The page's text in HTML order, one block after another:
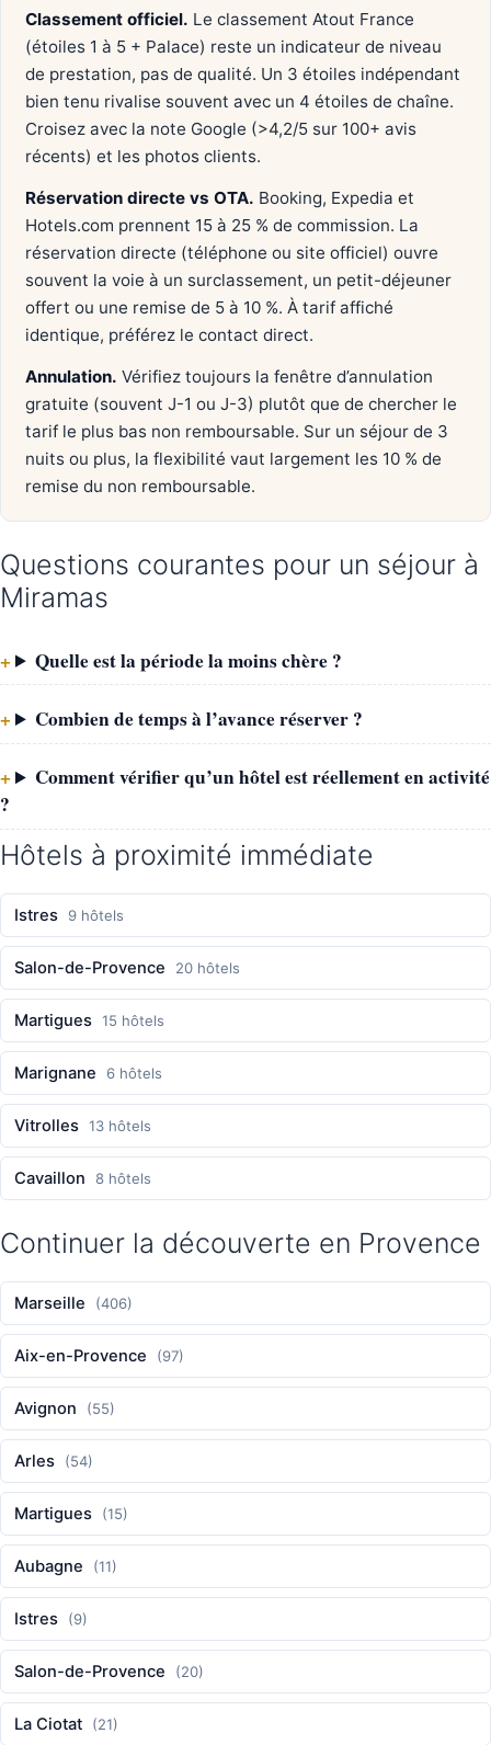
Classement officiel. Le classement Atout France
(étoiles 1 à 5 + Palace) reste un indicateur de niveau
de prestation, pas de qualité. Un 3 étoiles indépendant
bien tenu rivalise souvent avec un 4 étoiles de chaîne.
Croisez avec la note Google (>4,2/5 sur 100+ avis
récents) et les photos clients.
Réservation directe vs OTA. Booking, Expedia et
Hotels.com prennent 15 à 25 % de commission. La
réservation directe (téléphone ou site officiel) ouvre
souvent la voie à un surclassement, un petit-déjeuner
offert ou une remise de 5 à 10 %. À tarif affiché
identique, préférez le contact direct.
Annulation. Vérifiez toujours la fenêtre d’annulation
gratuite (souvent J-1 ou J-3) plutôt que de chercher le
tarif le plus bas non remboursable. Sur un séjour de 3
nuits ou plus, la flexibilité vaut largement les 10 % de
remise du non remboursable.
Questions courantes pour un séjour à
Miramas
Quelle est la période la moins chère ?
Combien de temps à l’avance réserver ?
Comment vérifier qu’un hôtel est réellement en activité
?
Hôtels à proximité immédiate
Istres 9 hôtels
Salon-de-Provence 20 hôtels
Martigues 15 hôtels
Marignane 6 hôtels
Vitrolles 13 hôtels
Cavaillon 8 hôtels
Continuer la découverte en Provence
Marseille (406)
Aix-en-Provence (97)
Avignon (55)
Arles (54)
Martigues (15)
Aubagne (11)
Istres (9)
Salon-de-Provence (20)
La Ciotat (21)